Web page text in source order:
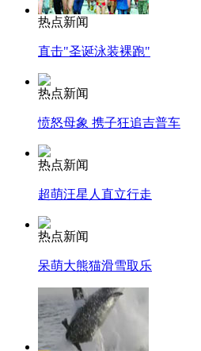
热点新闻
直击"圣诞泳装裸跑"
热点新闻
愤怒母象 携子狂追吉普车
热点新闻
超萌汪星人直立行走
热点新闻
呆萌大熊猫滑雪取乐